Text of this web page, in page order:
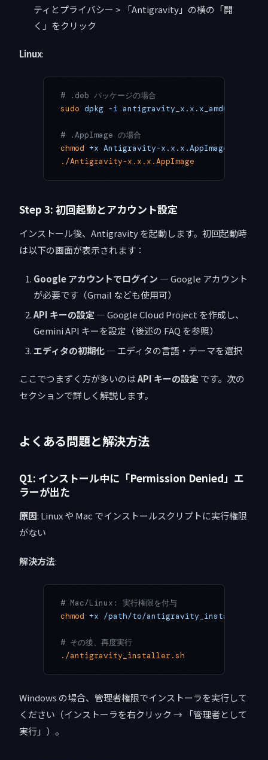
ティとプライバシー > 「Antigravity」の横の「開
く」をクリック
Linux:
# .deb パッケージの場合
sudo dpkg -i antigravity_x.x.x_amd64.deb
# .AppImage の場合
chmod +x Antigravity-x.x.x.AppImage
./Antigravity-x.x.x.AppImage
Step 3: 初回起動とアカウント設定
インストール後、Antigravity を起動します。初回起動時
は以下の画面が表示されます：
Google アカウントでログイン — Google アカウント
が必要です（Gmail なども使用可）
API キーの設定— Google Cloud Project を作成し、
Gemini API キーを設定（後述の FAQ を参照）
エディタの初期化— エディタの言語・テーマを選択
ここでつまずく方が多いのはAPI キーの設定です。次の
セクションで詳しく解説します。
よくある問題と解決方法
Q1: インストール中に「Permission Denied」エ
ラーが出た
原因: Linux や Mac でインストールスクリプトに実行権限
がない
解決方法:
# Mac/Linux: 実行権限を付与
chmod +x /path/to/antigravity_installer.sh
# その後、再度実行
./antigravity_installer.sh
Windows の場合、管理者権限でインストーラを実行して
ください（インストーラを右クリック → 「管理者として
実行」）。